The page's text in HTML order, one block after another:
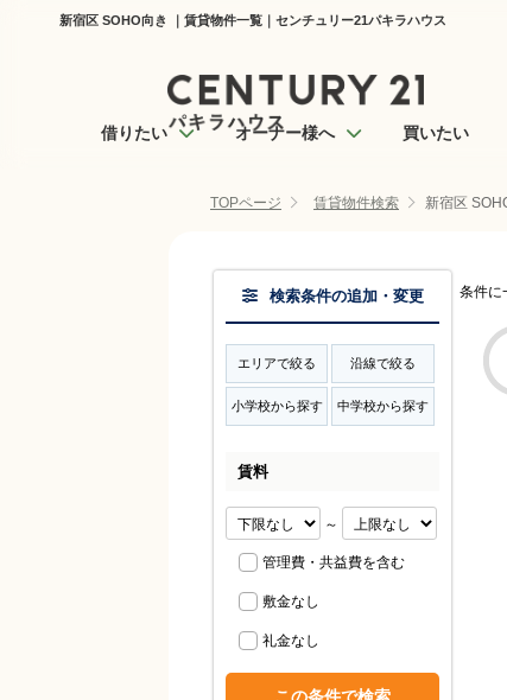
新宿区 SOHO向き ｜賃貸物件一覧｜センチュリー21パキラハウス
借りたい オーナー様へ 買いたい
TOPページ 賃貸物件検索 新宿区
条件に
検索条件の追加・変更
エリアで絞る 沿線で絞る
小学校から探す 中学校から探す
賃料
～
管理費・共益費を含む
敷金なし
礼金なし